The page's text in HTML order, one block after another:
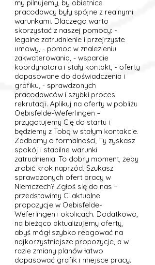
my pilnujemy, by obietnice
pracodawcy były spójne z realnymi
warunkami. Dlaczego warto
skorzystać z naszej pomocy: -
legalne zatrudnienie i przejrzyste
umowy, - pomoc w znalezieniu
zakwaterowania, - wsparcie
koordynatora i stały kontakt, - oferty
dopasowane do doświadczenia i
grafiku, - sprawdzonych
pracodawców i szybki proces
rekrutacji. Aplikuj na oferty w pobliżu
Oebisfelde-Weferlingen –
przygotujemy Cię do startu i
będziemy z Tobą w stałym kontakcie.
Zadbamy o formalności, Ty zyskasz
spokój i stabilne warunki
zatrudnienia. To dobry moment, żeby
zrobić krok naprzód. Szukasz
sprawdzonych ofert pracy w
Niemczech? Zgłoś się do nas –
przedstawimy Ci aktualne
propozycje w Oebisfelde-
Weferlingen i okolicach. Dodatkowo,
na bieżąco aktualizujemy oferty,
abyś mógł szybko reagować na
najkorzystniejsze propozycje, a w
razie zmiany planów łatwo
dopasować grafik i miejsce pracy.